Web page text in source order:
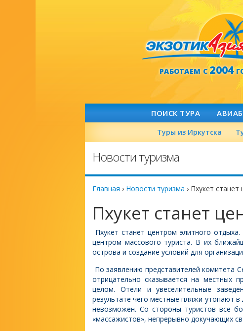
РАБОТАЕМ С2004
ПОИСК ТУРА
Туры из Иркутска
Новости туризма
Главная › Новости туризма › Пхукет
Пхукет станет
Пхукет станет центром элитного отдыха.
центром массового туриста. В их
острова и создание условий для
По заявлению представителей комитета
отрицательно сказывается на местных
целом. Отели и увеселительные
результате чего местные пляжи утопают в
невозможен. Со стороны туристов все
«массажистов», непрерывно докучающих